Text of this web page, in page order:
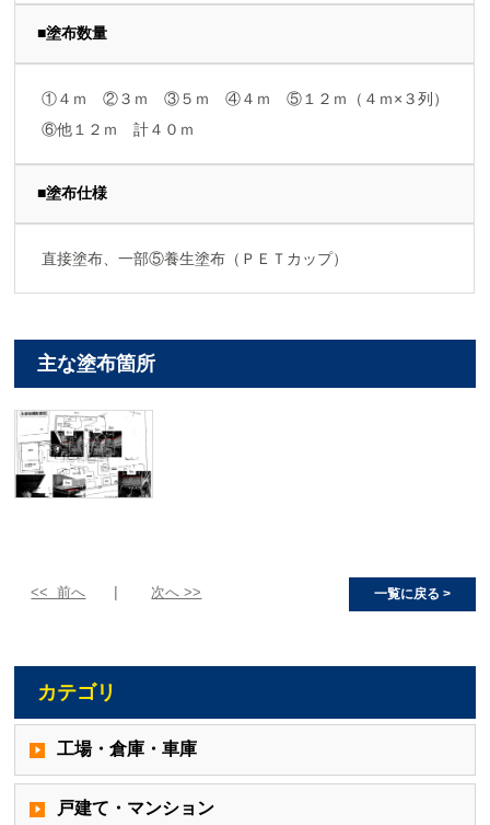
■塗布数量
①４ｍ ②３ｍ ③５ｍ ④４ｍ ⑤１２ｍ（４ｍ×３列）
⑥他１２ｍ 計４０ｍ
■塗布仕様
直接塗布、一部⑤養生塗布（ＰＥＴカップ）
主な塗布箇所
<< 前へ 次へ >> 一覧に戻る >
カテゴリ
工場・倉庫・車庫
戸建て・マンション